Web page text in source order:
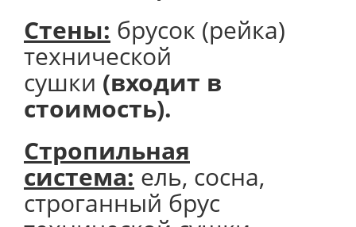
Стены: брусок (рейка)
технической
сушки (входит в
стоимость).
Стропильная
система: ель, сосна,
строганный брус